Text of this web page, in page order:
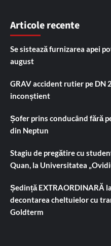
Articole recente
Se sistează furnizarea apei
august
GRAV accident rutier pe DN
inconștient
Șofer prins conducând fără
din Neptun
Stagiu de pregătire cu
Quan, la Universitatea
Ședință EXTRAORDINARĂ
decontarea cheltuielor cu
Goldterm